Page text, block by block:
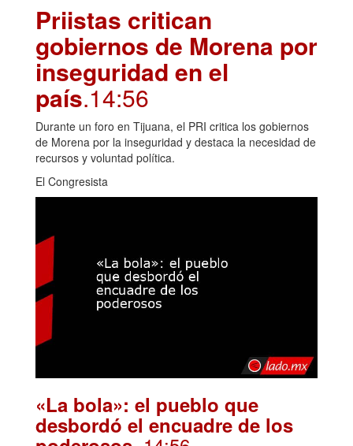
Priistas critican
gobiernos de Morena por
inseguridad en el
país.14:56
Durante un foro en Tijuana, el PRI critica los gobiernos
de Morena por la inseguridad y destaca la necesidad de
recursos y voluntad política.
El Congresista
«La bola»: el pueblo que
desbordó el encuadre de los